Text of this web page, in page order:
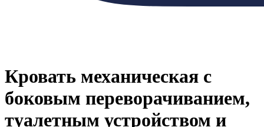
Кровать механическая с
боковым переворачиванием,
туалетным устройством и